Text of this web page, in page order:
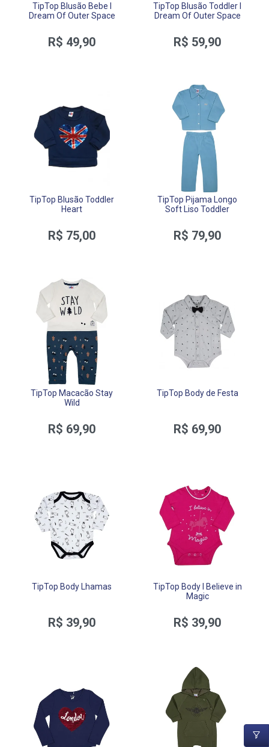
TipTop Blusão Bebe I
Dream Of Outer Space
R$ 49,90
TipTop Blusão Toddler I
Dream Of Outer Space
R$ 59,90
TipTop Blusão Toddler
Heart
R$ 75,00
TipTop Pijama Longo
Soft Liso Toddler
R$ 79,90
TipTop Macacão Stay
Wild
R$ 69,90
TipTop Body de Festa
R$ 69,90
TipTop Body Lhamas
R$ 39,90
TipTop Body I Believe in
Magic
R$ 39,90